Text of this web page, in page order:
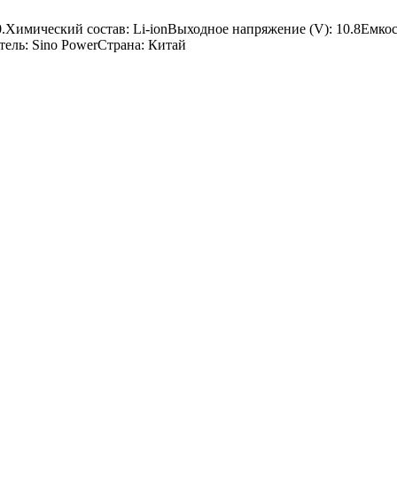
состав: Li-ionВыходное напряжение (V):
Sino PowerСтрана: Китай